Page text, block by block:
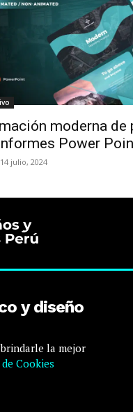
moderna de
Power
14 julio, 2024
y diseño
la mejor
Cookies